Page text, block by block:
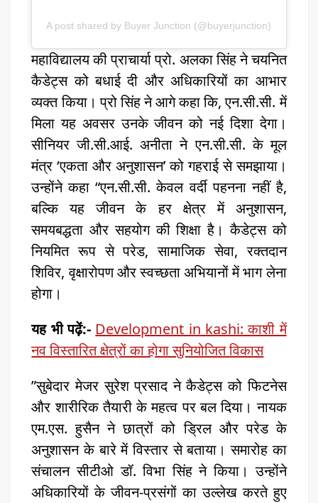
A post shared by Buyer Junction (@buyerjunction)
महाविद्यालय की प्राचार्या प्रो. अलका सिंह ने चयनित
कैडेट्स को बधाई दी और अधिकारियों का आभार
व्यक्त किया। प्रो सिंह ने आगे कहा कि, एन.सी.सी. में
मिला यह अवसर उनके जीवन को नई दिशा देगा।
सीनियर जी.सी.आई. अनीता ने एन.सी.सी. के मूल
मंत्र ‘एकता और अनुशासन’ को गहराई से समझाया।
उन्होंने कहा “एन.सी.सी. केवल वर्दी पहनना नहीं है,
बल्कि यह जीवन के हर क्षेत्र में अनुशासन,
समयबद्धता और सहयोग की शिक्षा है। कैडेट्स को
नियमित रूप से परेड, सामाजिक सेवा, रक्तदान
शिविर, वृक्षारोपण और स्वच्छता अभियानों में भाग लेना
होगा।
यह भी पढ़ें:- Development in kashi: काशी में
नव विस्तारित क्षेत्रों का होगा सुनियोजित विकास
”सुबेदार मेजर सुरेश प्रसाद ने कैडेट्स को फिटनेस
और शारीरिक तैयारी के महत्व पर बल दिया। नायक
एम.एस. हुसैन ने छात्रों को ड्रिल और परेड के
अनुशासन के बारे में विस्तार से बताया। समारोह का
संचालन सीटीओ डॉ. विभा सिंह ने किया। उन्होंने
अधिकारियों के जीवन-प्रसंगों का उल्लेख करते हुए